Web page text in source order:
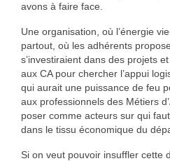
avons à faire face.
Une organisation, où l’énergie
partout, où les adhérents
s’investiraient dans des projets
aux CA pour chercher l’appui
qui aurait une puissance de feu
aux professionnels des Métiers
poser comme acteurs sur qui
dans le tissu économique du
Si on veut pouvoir insuffler cette